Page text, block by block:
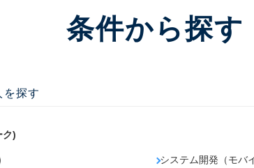
条件から探す
探す
ク)
システム開発（モバ